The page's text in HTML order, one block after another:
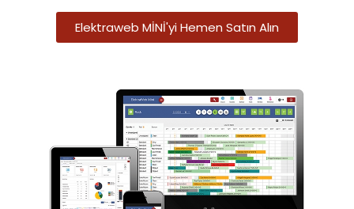
Elektraweb MİNİ'yi Hemen Satın Alın